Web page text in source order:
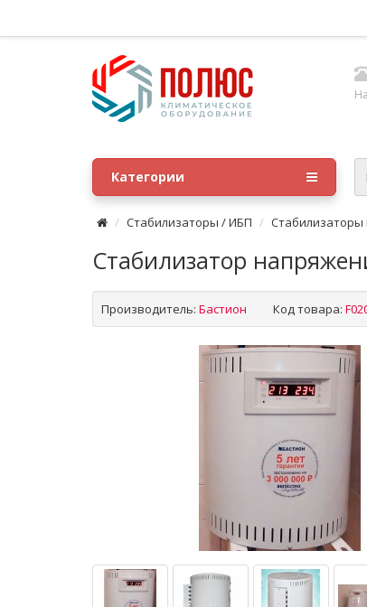
Категории
Стабилизаторы / ИБП
Стабилизатор
Производитель: Бастион Код товара: